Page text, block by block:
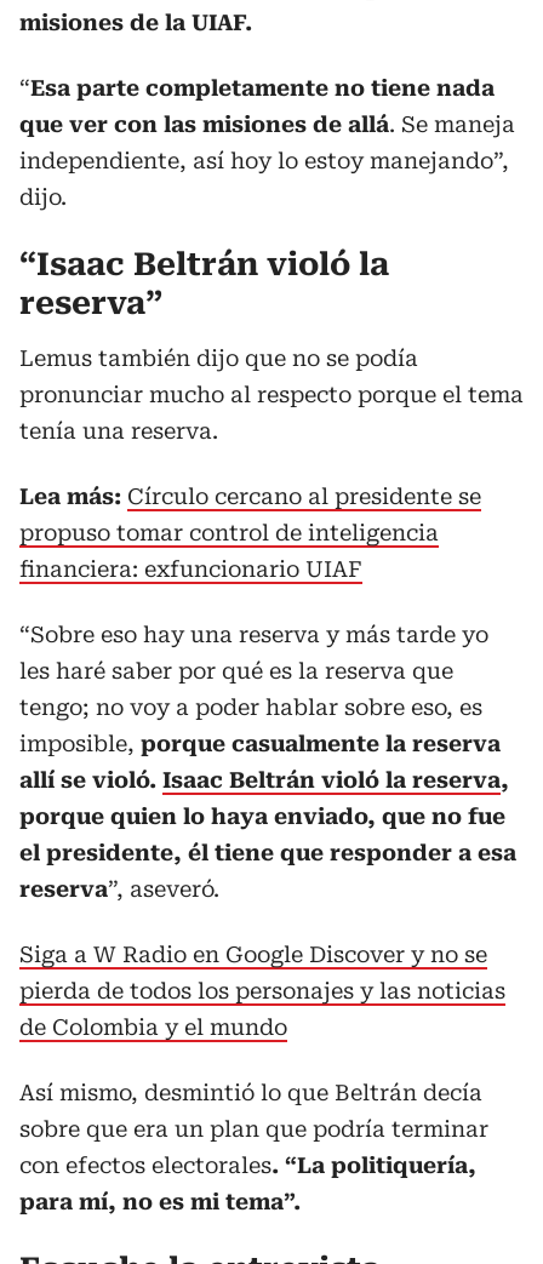
misiones de la UIAF.
“Esa parte completamente no tiene nada
que ver con las misiones de allá. Se maneja
independiente, así hoy lo estoy manejando”,
dijo.
“Isaac Beltrán violó la
reserva”
Lemus también dijo que no se podía
pronunciar mucho al respecto porque el tema
tenía una reserva.
Lea más: Círculo cercano al presidente se
propuso tomar control de inteligencia
financiera: exfuncionario UIAF
“Sobre eso hay una reserva y más tarde yo
les haré saber por qué es la reserva que
tengo; no voy a poder hablar sobre eso, es
imposible, porque casualmente la reserva
allí se violó. Isaac Beltrán violó la reserva,
porque quien lo haya enviado, que no fue
el presidente, él tiene que responder a esa
reserva”, aseveró.
Siga a W Radio en Google Discover y no se
pierda de todos los personajes y las noticias
de Colombia y el mundo
Así mismo, desmintió lo que Beltrán decía
sobre que era un plan que podría terminar
con efectos electorales. “La politiquería,
para mí, no es mi tema”.